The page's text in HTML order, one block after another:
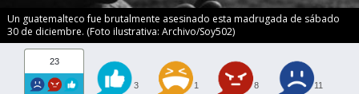
Un guatemalteco fue brutalmente asesinado esta madrugada de sábado
30 de diciembre. (Foto ilustrativa: Archivo/Soy502)
23
3 1 8 11